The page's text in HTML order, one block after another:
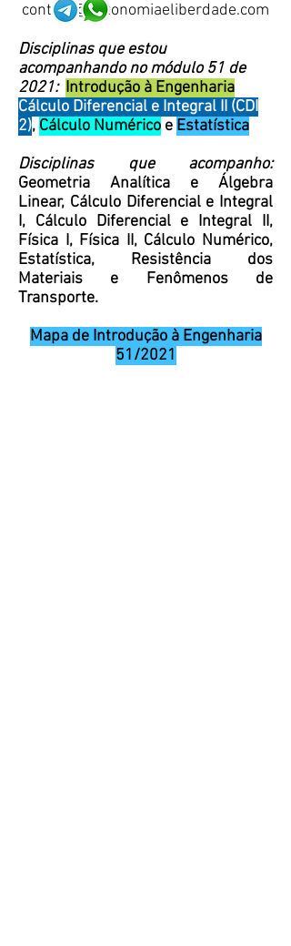
contato@autonomiaeliberdade.com
Disciplinas que estou
acompanhando no módulo 51 de
2021: Introdução à Engenharia
Cálculo Diferencial e Integral II (CDI
2), Cálculo Numérico e Estatística
Disciplinas que acompanho:
Geometria Analítica e Álgebra
Linear, Cálculo Diferencial e Integral
I, Cálculo Diferencial e Integral II,
Física I, Física II, Cálculo Numérico,
Estatística, Resistência dos
Materiais e Fenômenos de
Transporte.
Mapa de Introdução à Engenharia
51/2021